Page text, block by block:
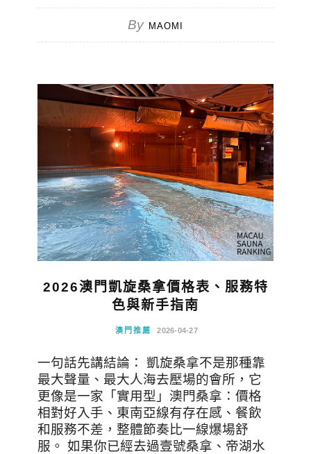
By MAOMI
2026澳門凱旋桑拿價格表、服務特
色與新手指南
澳門推薦 2026-04-27
一句話先講結論： 凱旋桑拿不是那種靠
最大聲量、最大人海去壓場的會所，它
更像是一家「實用型」澳門桑拿：價格
相對好入手、東南亞線有存在感、餐飲
和服務不差，整體節奏比一線爆場舒
服。 如果你已經去過壹號桑拿、帝湖水